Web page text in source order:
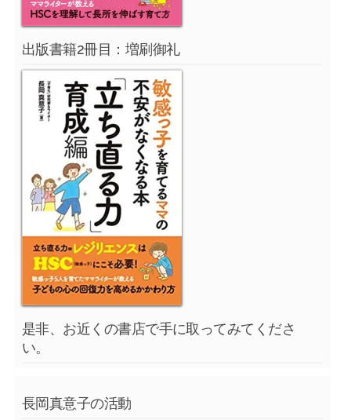
出版書籍2冊目：増刷御礼
是非、お近くの書店で手に取ってみてくださ
い。
長岡真意子の活動